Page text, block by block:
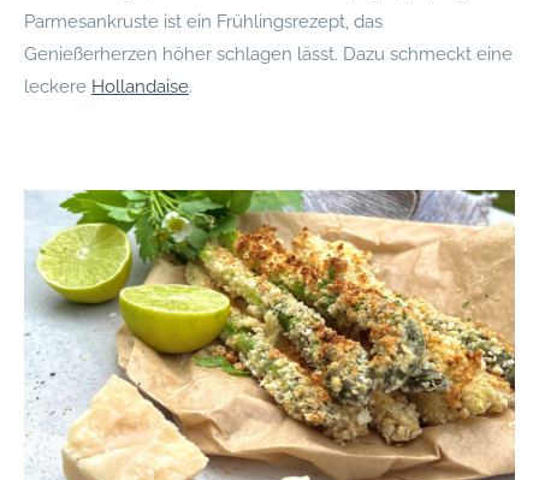
Parmesankruste ist ein Frühlingsrezept, das
Genießerherzen höher schlagen lässt. Dazu schmeckt eine
leckere Hollandaise.